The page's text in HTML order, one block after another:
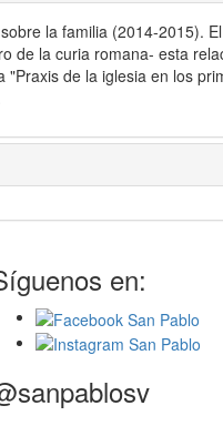
la familia (2014-2015).
de la curia romana- esta
de la iglesia en los
en: